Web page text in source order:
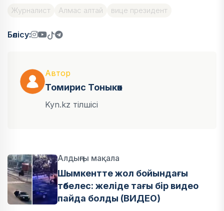
Журналист Алмас алтай вице президент
Бөлісу:
Автор
Томирис Тоныкөк
Kyn.kz тілшісі
Алдыңғы мақала
Шымкентте жол бойындағы
төбелес: желіде тағы бір видео
пайда болды (ВИДЕО)